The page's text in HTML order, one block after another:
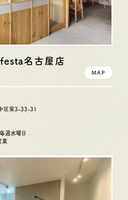
名古屋店
MAP
区栄3-33-31
週水曜日
業